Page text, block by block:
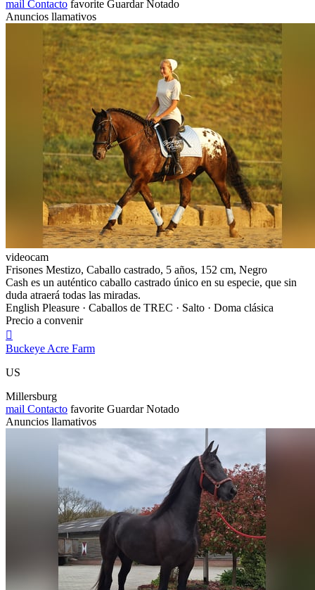
mail Contacto favorite Guardar Notado
Anuncios llamativos
videocam
Frisones Mestizo, Caballo castrado, 5 años, 152 cm, Negro
Cash es un auténtico caballo castrado único en su especie, que sin
duda atraerá todas las miradas.
English Pleasure · Caballos de TREC · Salto · Doma clásica
Precio a convenir

Buckeye Acre Farm
US
Millersburg
mail Contacto favorite Guardar Notado
Anuncios llamativos